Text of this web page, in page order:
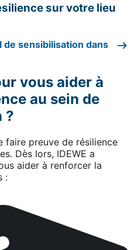
sur votre lieu
sensibilisation dans
vous aider à
au sein de
?
faire preuve de résilience
Dès lors, IDEWE a
aider à renforcer la
: